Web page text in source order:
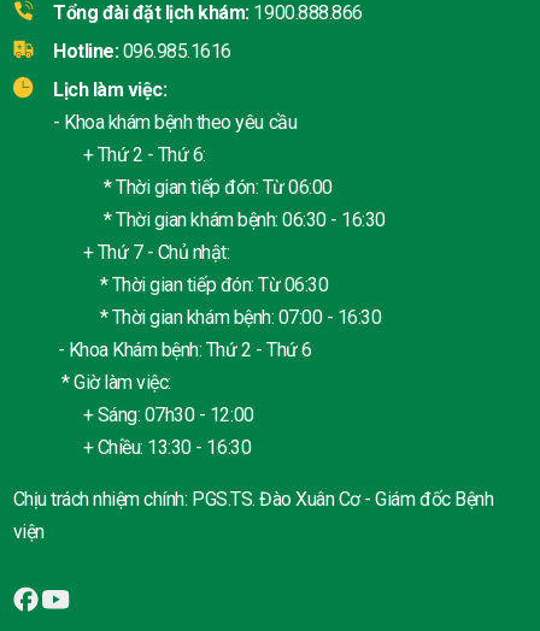
Tổng đài đặt lịch khám: 1900.888.866
Hotline: 096.985.1616
Lịch làm việc:
- Khoa khám bệnh theo yêu cầu
+ Thứ 2 - Thứ 6:
* Thời gian tiếp đón: Từ 06:00
* Thời gian khám bệnh: 06:30 - 16:30
+ Thứ 7 - Chủ nhật:
* Thời gian tiếp đón: Từ 06:30
* Thời gian khám bệnh: 07:00 - 16:30
- Khoa Khám bệnh: Thứ 2 - Thứ 6
* Giờ làm việc:
+ Sáng: 07h30 - 12:00
+ Chiều: 13:30 - 16:30
Chịu trách nhiệm chính: PGS.TS. Đào Xuân Cơ - Giám đốc Bệnh
viện